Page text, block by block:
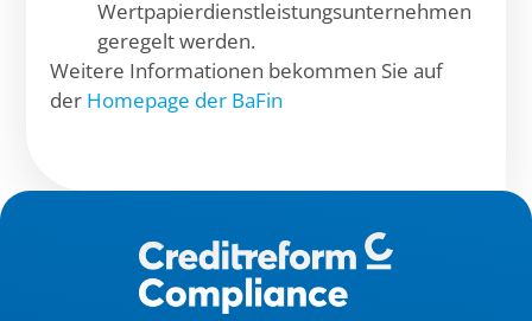
Wertpapierdienstleistungsunternehmen
geregelt werden.
Weitere Informationen bekommen Sie auf
der Homepage der BaFin